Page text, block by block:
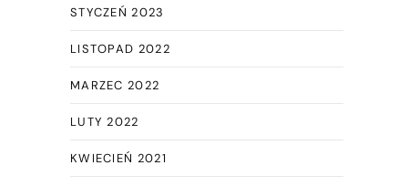
STYCZEŃ 2023
LISTOPAD 2022
MARZEC 2022
LUTY 2022
KWIECIEŃ 2021